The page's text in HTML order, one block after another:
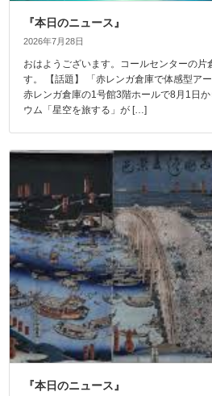
『本日のニュース』
2026年7月28日
おはようございます。コールセンターの片
す。 【話題】 「赤レンガ倉庫で体感型ア
赤レンガ倉庫の1号館3階ホールで8月1日
ウム「星空を旅する」が […]
『本日のニュース』